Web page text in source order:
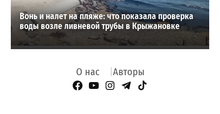
Вонь и налет на пляже: что показала проверка
воды возле ливневой трубы в Крыжановке
О нас Авторы
Facebook Page
YouTube
Instagram
Telegram
TikTok